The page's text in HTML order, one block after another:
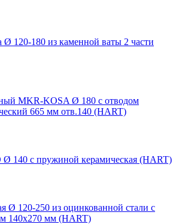
Ø 120-180 из каменной ваты 2 части
MKR-KOSA Ø 180 с отводом
665 мм отв.140 (HART)
140 с пружиной керамическая (HART)
Ø 120-250 из оцинкованной стали с
140х270 мм (HART)